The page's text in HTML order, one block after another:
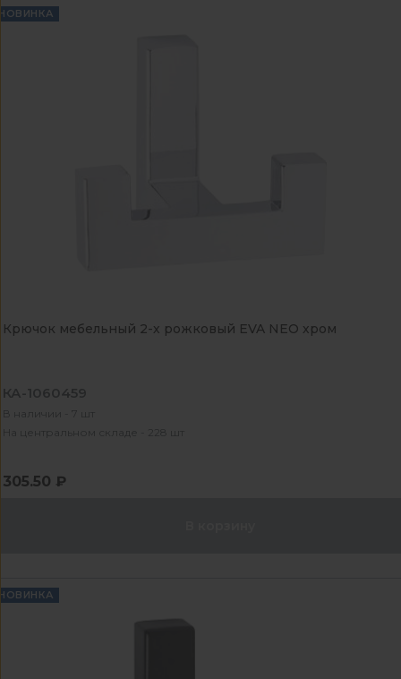
Крючок мебельный 2-х рожковый EVA NEO хром
КА-1060459
В наличии - 7 шт
На центральном складе - 228 шт
305.50 ₽